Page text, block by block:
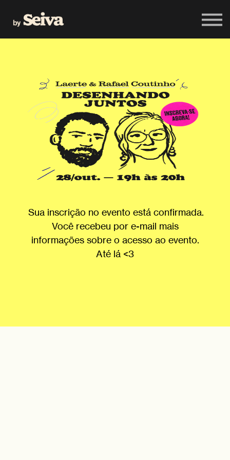
Sua inscrição no evento está confirmada.
Você recebeu por e-mail mais
informações sobre o acesso ao evento.
Até lá <3